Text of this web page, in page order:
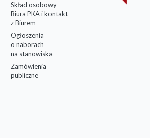
Skład osobowy
Biura PKA i kontakt
z Biurem
Ogłoszenia
o naborach
na stanowiska
Zamówienia
publiczne